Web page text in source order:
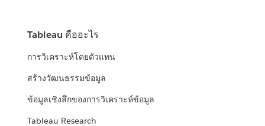
Tableau คืออะไร
การวิเคราะห์โดยตัวแทน
สร้างวัฒนธรรมข้อมูล
ข้อมูลเชิงลึกของการวิเคราะห์ข้อมูล
Tableau Research